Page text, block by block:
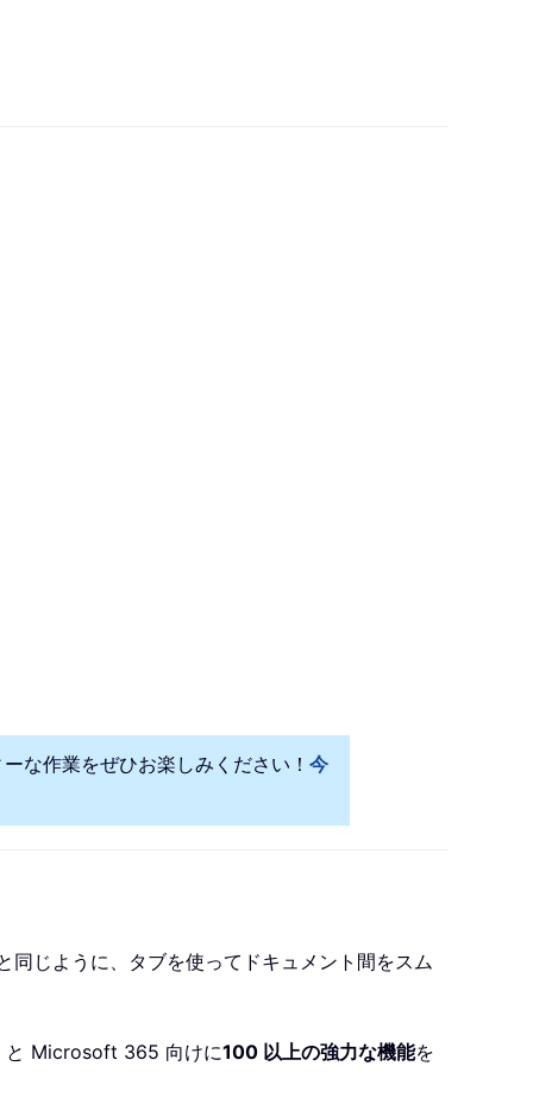
な作業をぜひお楽しみください！ 今
じように、タブを使ってドキュメント間をスム
と Microsoft 365 向けに100 以上の強力な機能を